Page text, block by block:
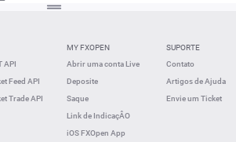
API
Feed API
Trade API
MY FXOPEN
Abrir uma conta Live
Deposite
Saque
Link de IndicaçÂO
iOS FXOpen App
SUPORTE
Contato
Artigos de Ajuda
Envie um Ticket